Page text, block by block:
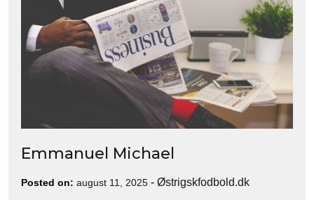
Emmanuel Michael
Posted on: august 11, 2025 - Østrigskfodbold.dk